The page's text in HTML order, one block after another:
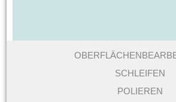
SCHLEIFEN
POLIEREN